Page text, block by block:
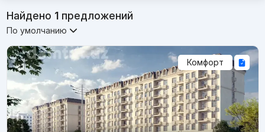
Найдено 1предложений
По умолчанию
Комфорт